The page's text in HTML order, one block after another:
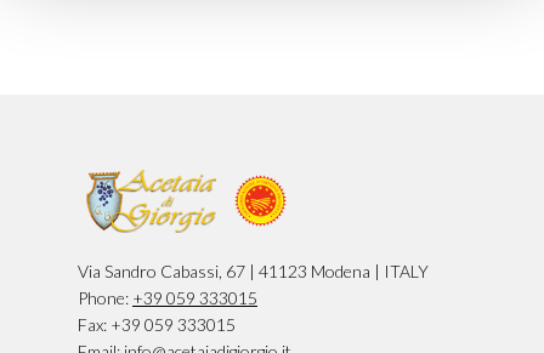
Via Sandro Cabassi, 67 | 41123 Modena | ITALY
Phone: +39 059 333015
Fax: +39 059 333015